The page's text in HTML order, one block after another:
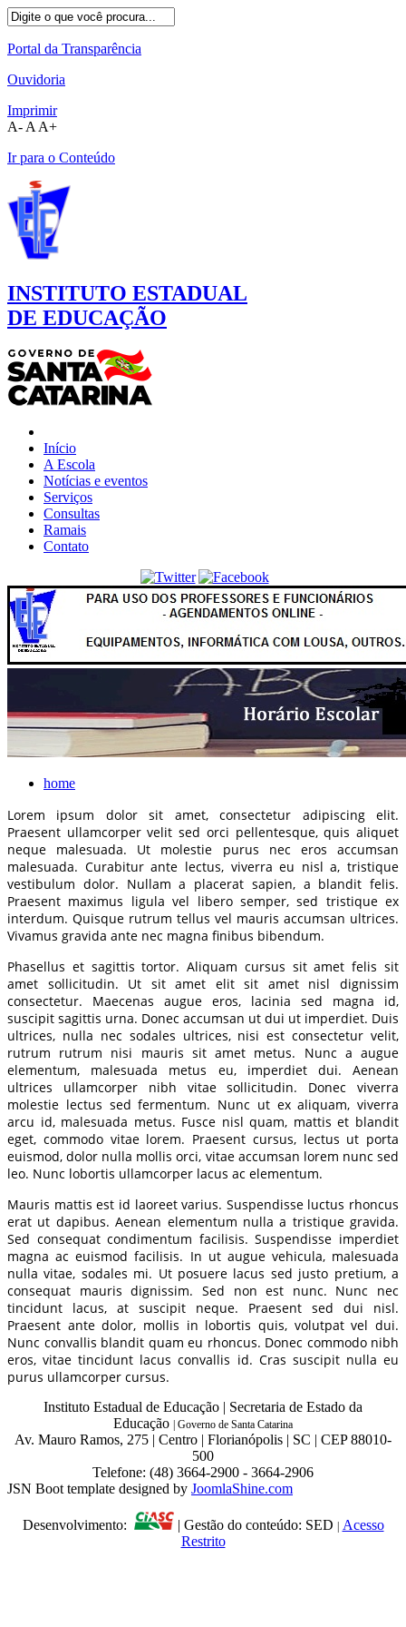
Portal da Transparência
Ouvidoria
Imprimir
A- A A+
Ir para o Conteúdo
INSTITUTO ESTADUAL
DE EDUCAÇÃO
Início
A Escola
Notícias e eventos
Serviços
Consultas
Ramais
Contato
home
Lorem ipsum dolor sit amet, consectetur adipiscing elit.
Praesent ullamcorper velit sed orci pellentesque, quis aliquet
neque malesuada. Ut molestie purus nec eros accumsan
malesuada. Curabitur ante lectus, viverra eu nisl a, tristique
vestibulum dolor. Nullam a placerat sapien, a blandit felis.
Praesent maximus ligula vel libero semper, sed tristique ex
interdum. Quisque rutrum tellus vel mauris accumsan ultrices.
Vivamus gravida ante nec magna finibus bibendum.
Phasellus et sagittis tortor. Aliquam cursus sit amet felis sit
amet sollicitudin. Ut sit amet elit sit amet nisl dignissim
consectetur. Maecenas augue eros, lacinia sed magna id,
suscipit sagittis urna. Donec accumsan ut dui ut imperdiet. Duis
ultrices, nulla nec sodales ultrices, nisi est consectetur velit,
rutrum rutrum nisi mauris sit amet metus. Nunc a augue
elementum, malesuada metus eu, imperdiet dui. Aenean
ultrices ullamcorper nibh vitae sollicitudin. Donec viverra
molestie lectus sed fermentum. Nunc ut ex aliquam, viverra
arcu id, malesuada metus. Fusce nisl quam, mattis et blandit
eget, commodo vitae lorem. Praesent cursus, lectus ut porta
euismod, dolor nulla mollis orci, vitae accumsan lorem nunc sed
leo. Nunc lobortis ullamcorper lacus ac elementum.
Mauris mattis est id laoreet varius. Suspendisse luctus rhoncus
erat ut dapibus. Aenean elementum nulla a tristique gravida.
Sed consequat condimentum facilisis. Suspendisse imperdiet
magna ac euismod facilisis. In ut augue vehicula, malesuada
nulla vitae, sodales mi. Ut posuere lacus sed justo pretium, a
consequat mauris dignissim. Sed non est nunc. Nunc nec
tincidunt lacus, at suscipit neque. Praesent sed dui nisl.
Praesent ante dolor, mollis in lobortis quis, volutpat vel dui.
Nunc convallis blandit quam eu rhoncus. Donec commodo nibh
eros, vitae tincidunt lacus convallis id. Cras suscipit nulla eu
purus ullamcorper cursus.
Instituto Estadual de Educação | Secretaria de Estado da
Educação | Governo de Santa Catarina
Av. Mauro Ramos, 275 | Centro | Florianópolis | SC | CEP 88010-
500
Telefone: (48) 3664-2900 - 3664-2906
JSN Boot template designed by JoomlaShine.com
Desenvolvimento: | Gestão do conteúdo: SED | Acesso
Restrito